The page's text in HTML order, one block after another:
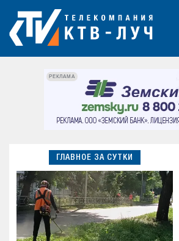
РЕКЛАМА
ГЛАВНОЕ ЗА СУТКИ